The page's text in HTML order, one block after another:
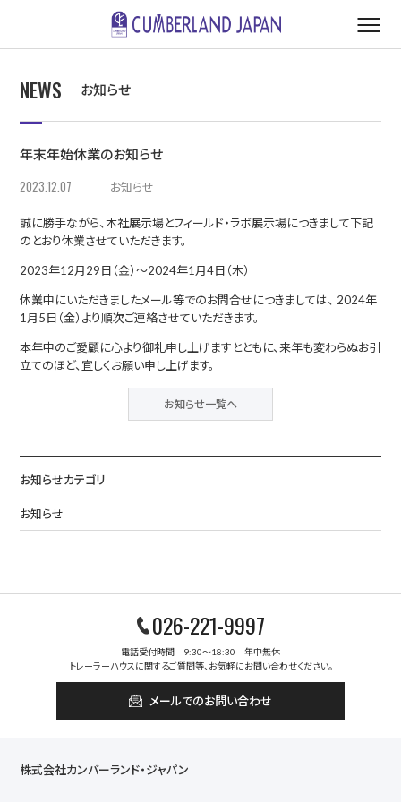
NEWS お知らせ
年末年始休業のお知らせ
2023.12.07 お知らせ
誠に勝手ながら、本社展示場とフィールド・ラボ展示場につきまして下記
のとおり休業させていただきます。
2023年12月29日（金）～2024年1月4日（木）
休業中にいただきましたメール等でのお問合せにつきましては、 2024年
1月5日（金）より順次ご連絡させていただきます。
本年中のご愛顧に心より御礼申し上げますとともに、来年も変わらぬお引
立てのほど、宜しくお願い申し上げます。
お知らせ一覧へ
お知らせカテゴリ
お知らせ
026-221-9997
電話受付時間 9:30～18:30 年中無休
トレーラーハウスに関するご質問等、お気軽にお問い合わせください。
メールでのお問い合わせ
株式会社カンバーランド・ジャパン